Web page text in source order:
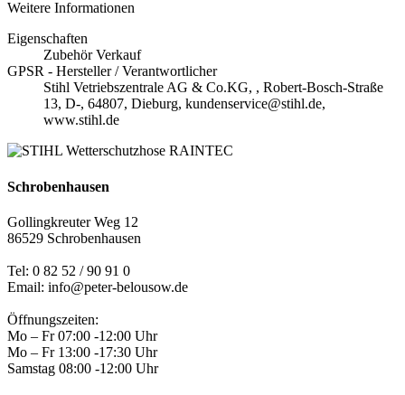
Weitere Informationen
Eigenschaften
Zubehör Verkauf
GPSR - Hersteller / Verantwortlicher
Stihl Vetriebszentrale AG & Co.KG, , Robert-Bosch-Straße
13, D-, 64807, Dieburg, kundenservice@stihl.de,
www.stihl.de
Schrobenhausen
Gollingkreuter Weg 12
86529 Schrobenhausen
Tel: 0 82 52 / 90 91 0
Email: info@peter-belousow.de
Öffnungszeiten:
Mo – Fr 07:00 -12:00 Uhr
Mo – Fr 13:00 -17:30 Uhr
Samstag 08:00 -12:00 Uhr